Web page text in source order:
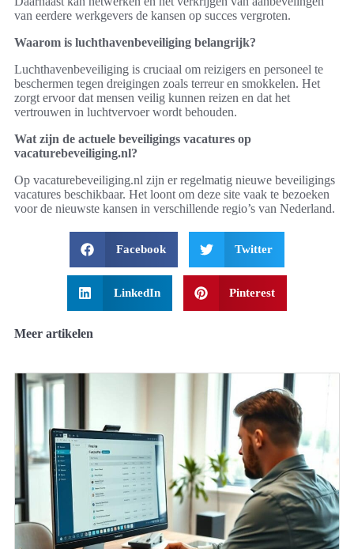
van eerdere werkgevers de kansen op succes vergroten.
Waarom is luchthavenbeveiliging belangrijk?
Luchthavenbeveiliging is cruciaal om reizigers en personeel te
beschermen tegen dreigingen zoals terreur en smokkelen. Het
zorgt ervoor dat mensen veilig kunnen reizen en dat het
vertrouwen in luchtvervoer wordt behouden.
Wat zijn de actuele beveiligings vacatures op
vacaturebeveiliging.nl?
Op vacaturebeveiliging.nl zijn er regelmatig nieuwe beveiligings
vacatures beschikbaar. Het loont om deze site vaak te bezoeken
voor de nieuwste kansen in verschillende regio’s van Nederland.
Facebook Twitter
LinkedIn Pinterest
Meer artikelen